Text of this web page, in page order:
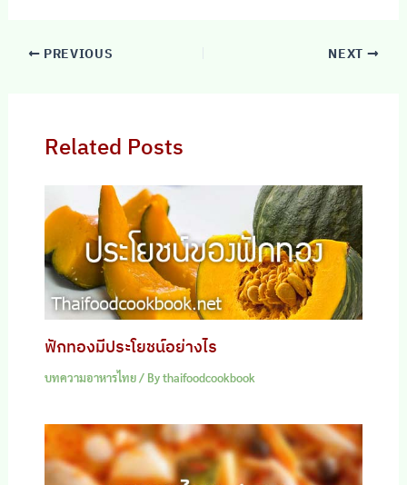
PREVIOUS NEXT
Related Posts
ฟักทองมีประโยชน์อย่างไร
บทความอาหารไทย/ Bythaifoodcookbook